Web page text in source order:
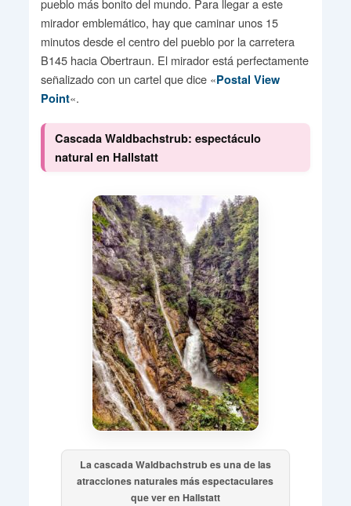
mirador emblemático, hay que caminar unos 15
minutos desde el centro del pueblo por la carretera
B145 hacia Obertraun. El mirador está perfectamente
señalizado con un cartel que dice «Postal View
Point«.
Cascada Waldbachstrub: espectáculo
natural en Hallstatt
La cascada Waldbachstrub es una de las
atracciones naturales más espectaculares
que ver en Hallstatt